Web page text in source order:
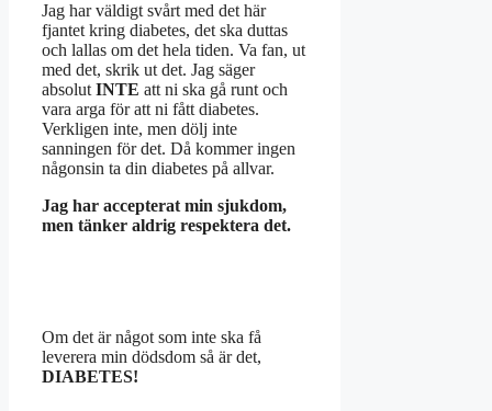
Jag har väldigt svårt med det här
fjantet kring diabetes, det ska duttas
och lallas om det hela tiden. Va fan, ut
med det, skrik ut det. Jag säger
absolut INTE att ni ska gå runt och
vara arga för att ni fått diabetes.
Verkligen inte, men dölj inte
sanningen för det. Då kommer ingen
någonsin ta din diabetes på allvar.
Jag har accepterat min sjukdom,
men tänker aldrig respektera det.
Om det är något som inte ska få
leverera min dödsdom så är det,
DIABETES!